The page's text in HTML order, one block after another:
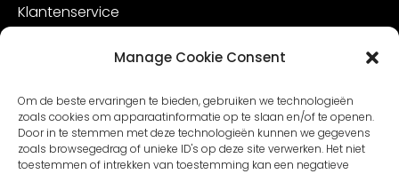
Manage Cookie Consent
Om de beste ervaringen te bieden, gebruiken we technologieën
zoals cookies om apparaatinformatie op te slaan en/of te openen.
Door in te stemmen met deze technologieën kunnen we gegevens
zoals browsegedrag of unieke ID's op deze site verwerken. Het niet
toestemmen of intrekken van toestemming kan een negatieve
Klantenservice